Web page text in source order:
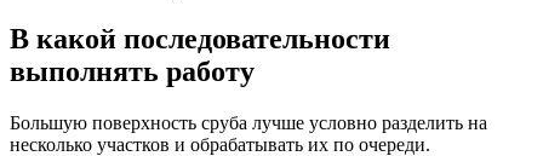
В какой последовательности
выполнять работу
Большую поверхность сруба лучше условно разделить на
несколько участков и обрабатывать их по очереди.